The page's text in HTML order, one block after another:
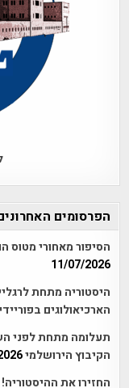
הפרסומים
הסיפור מאחורי מטוס
11/07/2026
היסטוריה מתחת
הארכיאולוגים
תעלומה מתחת לפני
הקיבוץ הירושלמי
החזירו את